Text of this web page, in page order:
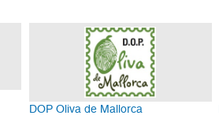
DOP Oliva de Mallorca